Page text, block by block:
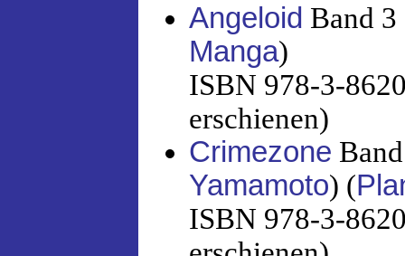
Angeloid Band 3
Manga)
ISBN 978-3-
erschienen)
Crimezone
Yamamoto) (
ISBN 978-3-